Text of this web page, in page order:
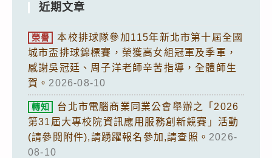
近期文章
榮譽
本校排球隊參加115年新北市第十屆全國
城市盃排球錦標賽，榮獲高女組冠軍及季軍，
感謝吳冠廷、周子洋老師辛苦指導，全體師生
賀。 2026-08-10
轉知
台北市電腦商業同業公會舉辦之「2026
第31屆大專校院資訊應用服務創新競賽」活動
(請參閱附件),請踴躍報名參加,請查照。 2026-
08-10